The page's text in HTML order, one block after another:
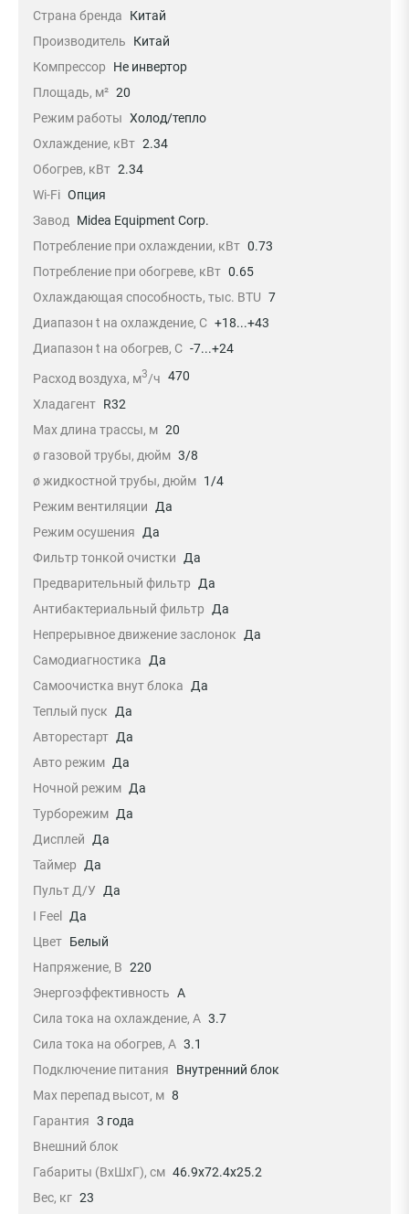
Страна бренда
Китай
Производитель
Китай
Компрессор
Не инвертор
Площадь, м² 20
Режим работы Холод/тепло
Охлаждение, кВт 2.34
Обогрев, кВт 2.34
Wi-Fi Опция
Завод
Midea Equipment Corp.
Потребление при охлаждении, кВт 0.73
Потребление при обогреве, кВт 0.65
Охлаждающая способность, тыс. BTU 7
Диапазон t на охлаждение, С +18...+43
Диапазон t на обогрев, С -7...+24
Расход воздуха, м3/ч 470
Хладагент R32
Max длина трассы, м 20
ø газовой трубы, дюйм 3/8
ø жидкостной трубы, дюйм 1/4
Режим вентиляции
Да
Режим осушения
Да
Фильтр тонкой очистки
Да
Предварительный фильтр
Да
Антибактериальный фильтр
Да
Непрерывное движение заслонок
Да
Самодиагностика
Да
Самоочистка внут блока
Да
Теплый пуск
Да
Авторестарт Да
Авто режим Да
Ночной режим Да
Турборежим Да
Дисплей
Да
Таймер
Да
Пульт Д/У
Да
I Feel
Да
Цвет Белый
Напряжение, В 220
Энергоэффективность A
Сила тока на охлаждение, А 3.7
Сила тока на обогрев, А 3.1
Подключение питания
Внутренний блок
Max перепад высот, м 8
Гарантия 3 года
Внешний блок
Габариты (ВхШхГ), см 46.9x72.4x25.2
Вес, кг 23